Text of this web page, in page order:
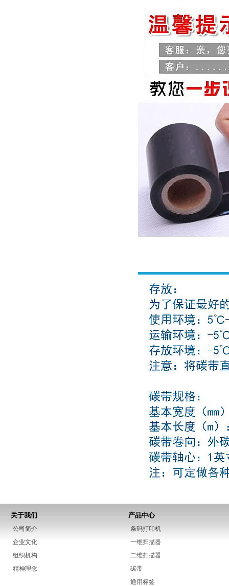
关于我们
公司简介
企业文化
组织机构
精神理念
产品中心
条码打印机
一维扫描器
二维扫描器
碳带
通用标签